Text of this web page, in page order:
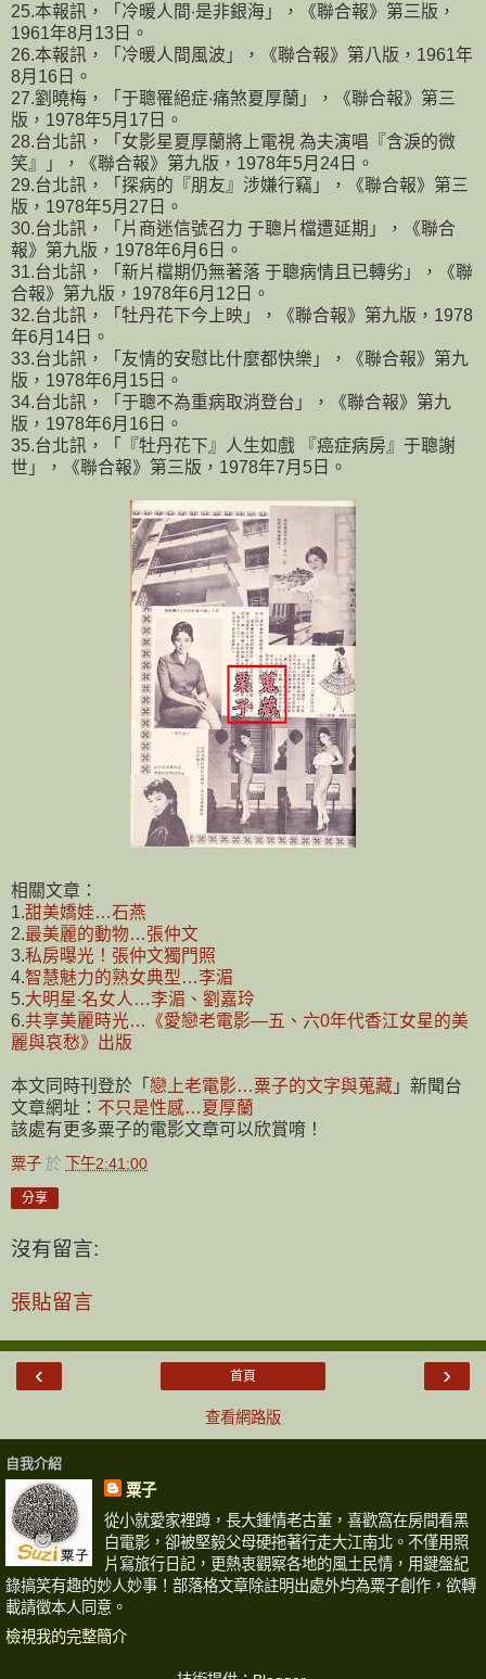
25.本報訊，「冷暖人間‧是非銀海」，《聯合報》第三版，
1961年8月13日。
26.本報訊，「冷暖人間風波」，《聯合報》第八版，1961年
8月16日。
27.劉曉梅，「于聰罹絕症‧痛煞夏厚蘭」，《聯合報》第三
版，1978年5月17日。
28.台北訊，「女影星夏厚蘭將上電視 為夫演唱『含淚的微
笑』」，《聯合報》第九版，1978年5月24日。
29.台北訊，「探病的『朋友』涉嫌行竊」，《聯合報》第三
版，1978年5月27日。
30.台北訊，「片商迷信號召力 于聰片檔遭延期」，《聯合
報》第九版，1978年6月6日。
31.台北訊，「新片檔期仍無著落 于聰病情且已轉劣」，《聯
合報》第九版，1978年6月12日。
32.台北訊，「牡丹花下今上映」，《聯合報》第九版，1978
年6月14日。
33.台北訊，「友情的安慰比什麼都快樂」，《聯合報》第九
版，1978年6月15日。
34.台北訊，「于聰不為重病取消登台」，《聯合報》第九
版，1978年6月16日。
35.台北訊，「『牡丹花下』人生如戲 『癌症病房』于聰謝
世」，《聯合報》第三版，1978年7月5日。
相關文章：
1.甜美嬌娃…石燕
2.最美麗的動物…張仲文
3.私房曝光！張仲文獨門照
4.智慧魅力的熟女典型…李湄
5.大明星‧名女人…李湄、劉嘉玲
6.共享美麗時光…《愛戀老電影—五、六0年代香江女星的美
麗與哀愁》出版
本文同時刊登於「 戀上老電影…粟子的文字與蒐藏 」新聞台
文章網址： 不只是性感…夏厚蘭
該處有更多粟子的電影文章可以欣賞唷！
粟子 於 下午2:41:00
分享
沒有留言:
張貼留言
‹ ›
首頁
查看網路版
自我介紹
粟子
從小就愛家裡蹲，長大鍾情老古董，喜歡窩在房間看黑
白電影，卻被堅毅父母硬拖著行走大江南北。不僅用照
片寫旅行日記，更熱衷觀察各地的風土民情，用鍵盤紀
錄搞笑有趣的妙人妙事！部落格文章除註明出處外均為粟子創作，欲轉
載請徵本人同意。
檢視我的完整簡介